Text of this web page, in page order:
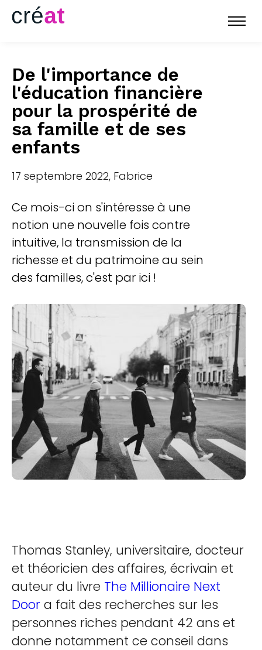
De l'importance de
l'éducation financière
pour la prospérité de
sa famille et de ses
enfants
17 septembre 2022, Fabrice
Ce mois-ci on s'intéresse à une
notion une nouvelle fois contre
intuitive, la transmission de la
richesse et du patrimoine au sein
des familles, c'est par ici !
Thomas Stanley, universitaire, docteur
et théoricien des affaires, écrivain et
auteur du livre The Millionaire Next
Door a fait des recherches sur les
personnes riches pendant 42 ans et
donne notamment ce conseil dans